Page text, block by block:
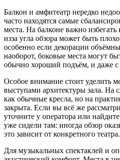
Балкон и амфитеатр нередко
часто находятся самые
места. На балконе важно
изза угла обзора может быть
особенно если декорации
наоборот, боковые места могут
обычно хороший подъём, и даже с
Особое внимание стоит уделить
выступами архитектуры зала. На
как обычные кресла, но на
закрыта. Если вы всё же
уточните у оператора или
уже сидели там: иногда обзор
это зависит от конкретного театра.
Для музыкальных спектаклей и